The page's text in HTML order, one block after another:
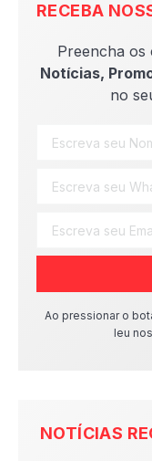
RECEBA
Preencha os
Notícias,
no
Ao pressionar o
leu
NOTÍCIAS